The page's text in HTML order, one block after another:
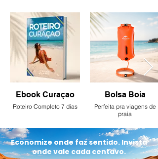
Ebook Curaçao
Roteiro Completo 7 dias
Bolsa Boia
Perfeita pra viagens de
praia
Economize onde faz sentido. Invista
onde vale cada centavo.